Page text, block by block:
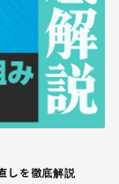
しを徹底解説